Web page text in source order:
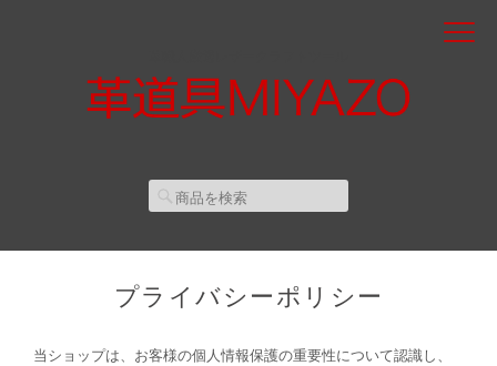
プライバシーポリシー
当ショップは、お客様の個人情報保護の重要性について認識し、